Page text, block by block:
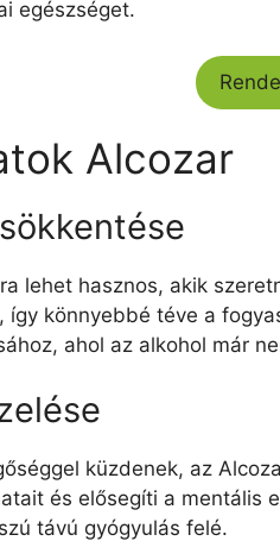
egészséget.
Alcozar
lehet hasznos, akik
könnyebbé téve a
ahol az alkohol már
küzdenek, az
és elősegíti a mentális
távú gyógyulás felé.